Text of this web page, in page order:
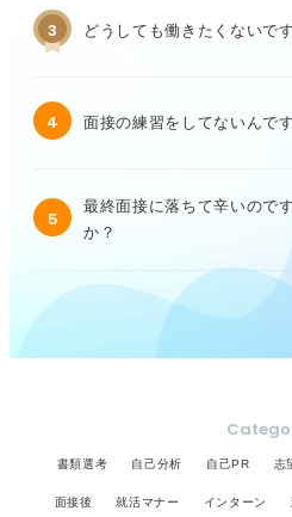
3 どうしても働きたくないで
4 面接の練習をしてないんで
5
最終面接に落ちて辛いので
か？
書類選考 自己分析 自己PR 志
面接後 就活マナー インターン